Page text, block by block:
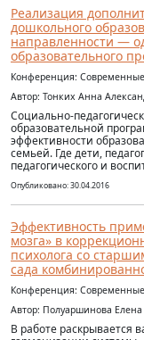
Реализация
дошкольного
направленности —
образовательного
Конференция:
Автор: Тонких Анна
Социально-
образовательной
эффективности
семьей. Где дети,
педагогического и
Опубликовано: 30.04.2016
Эффективность
мозга» в
психолога со
сада
Конференция:
Автор: Полуаршинова
В работе раскрывается